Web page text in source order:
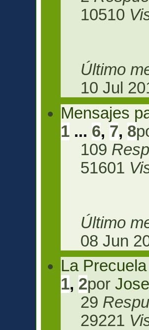
10510
Último
10 Jul
Mensajes
1 ... 6, 7, 8
109
51601
Último
08 Jun
La
1, 2por
29
29221